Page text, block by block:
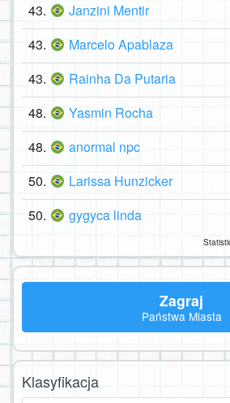
43. Janzini Mentir
43. Marcelo Apablaza
43. Rainha Da Putaria
48. Yasmin Rocha
48. anormal npc
50. Larissa Hunzicker
50. gygyca linda
Zagraj
Państwa Miasta
Klasyfikacja